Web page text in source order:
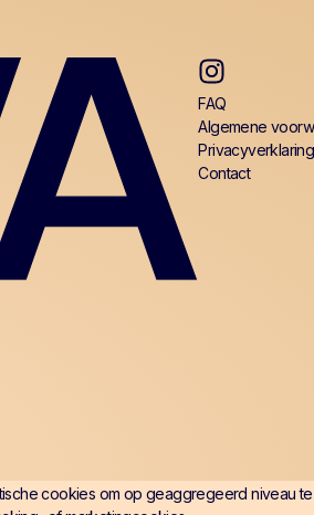
FAQ
Algemene
Privacyverklaring
Contact
cookies om op geaggregeerd niveau